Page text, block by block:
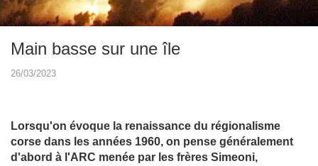
Main basse sur une île
26/03/2023
Lorsqu'on évoque la renaissance du régionalisme
corse dans les années 1960, on pense généralement
d'abord à l'ARC menée par les frères Simeoni,